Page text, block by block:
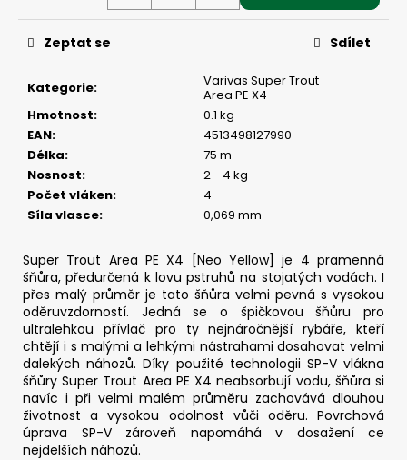
Kategorie:
Varivas Super Trout
Area PE X4
Hmotnost:
0.1 kg
EAN:
4513498127990
Délka:
75 m
Nosnost:
2 - 4 kg
Počet vláken:
4
Síla vlasce: 0,069 mm
Zeptat se Sdílet
Super Trout Area PE X4 [Neo Yellow] je 4 pramenná
šňůra, předurčená k lovu pstruhů na stojatých vodách. I
přes malý průměr je tato šňůra velmi pevná s vysokou
oděruvzdorností. Jedná se o špičkovou šňůru pro
ultralehkou přívlač pro ty nejnáročnější rybáře, kteří
chtějí i s malými a lehkými nástrahami dosahovat velmi
dalekých náhozů. Díky použité technologii SP-V vlákna
šňůry Super Trout Area PE X4 neabsorbují vodu, šňůra si
navíc i při velmi malém průměru zachovává dlouhou
životnost a vysokou odolnost vůči oděru. Povrchová
úprava SP-V zároveň napomáhá v dosažení ce
nejdelších náhozů.
j
e
m
JIG
JIGEXTRA
STANDUP
DRÁTEK
#5/0
KS,
5
G
135
Kč